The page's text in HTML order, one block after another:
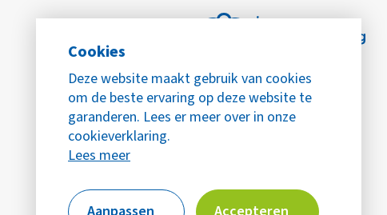
Cookies
Deze website maakt gebruik van cookies
om de beste ervaring op deze website te
garanderen. Lees er meer over in onze
cookieverklaring.
Lees meer